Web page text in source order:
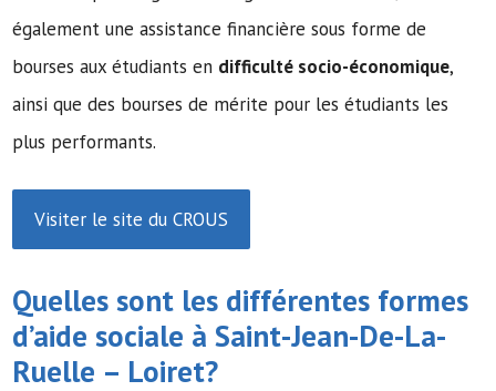
également une assistance financière sous forme de
bourses aux étudiants en difficulté socio-économique,
ainsi que des bourses de mérite pour les étudiants les
plus performants.
Visiter le site du CROUS
Quelles sont les différentes formes
d’aide sociale à Saint-Jean-De-La-
Ruelle – Loiret?